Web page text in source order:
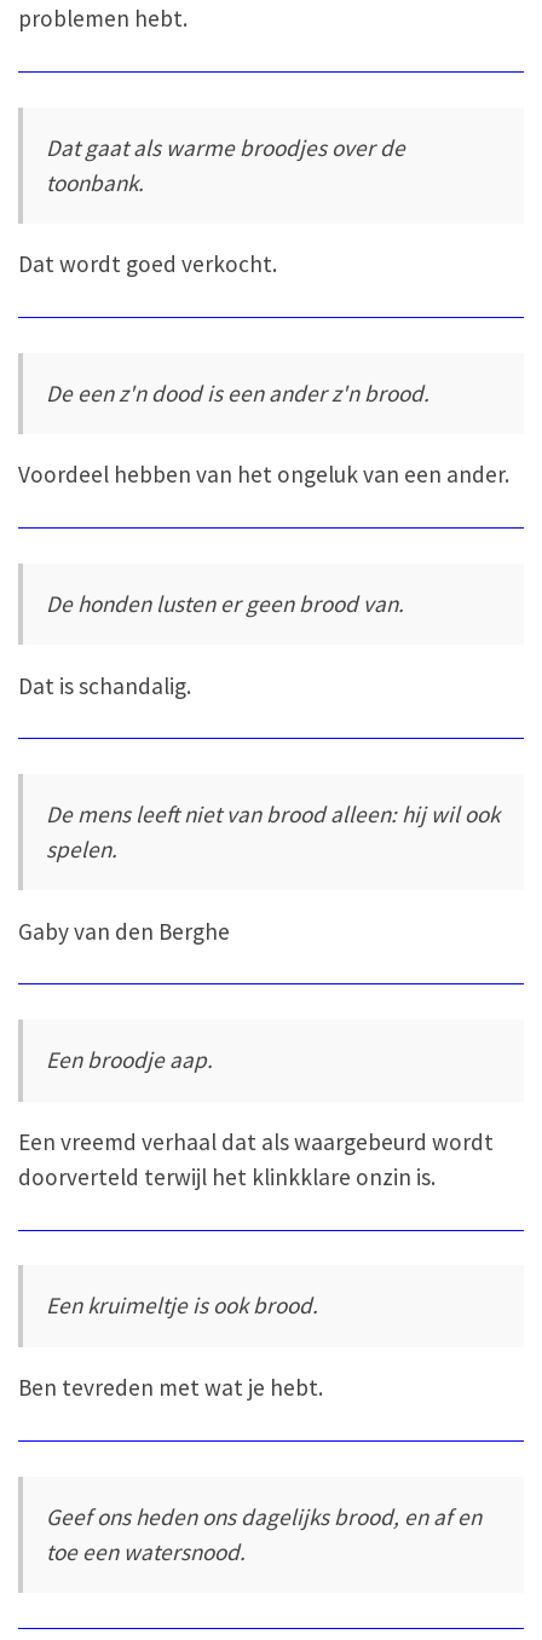
problemen hebt.
Dat gaat als warme broodjes over de
toonbank.
Dat wordt goed verkocht.
De een z'n dood is een ander z'n brood.
Voordeel hebben van het ongeluk van een ander.
De honden lusten er geen brood van.
Dat is schandalig.
De mens leeft niet van brood alleen: hij wil ook
spelen.
Gaby van den Berghe
Een broodje aap.
Een vreemd verhaal dat als waargebeurd wordt
doorverteld terwijl het klinkklare onzin is.
Een kruimeltje is ook brood.
Ben tevreden met wat je hebt.
Geef ons heden ons dagelijks brood, en af en
toe een watersnood.